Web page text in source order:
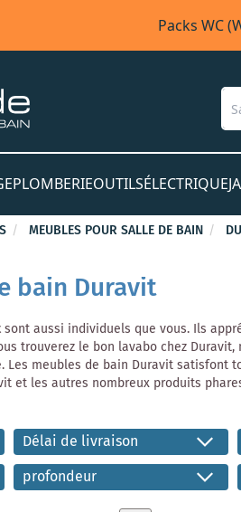
Packs WC
PLOMBERIEOUTILSÉLECTRIQUE
MEUBLES POUR SALLE DE BAIN
bain Duravit
sont aussi individuels que vous. Ils
trouverez le bon lavabo chez
meubles de bain Duravit
et les autres nombreux produits
Délai de livraison
profondeur